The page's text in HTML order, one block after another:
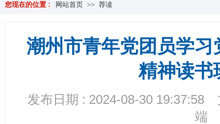
您现在的位置 : 网站首页 >> 荐读
潮州市青年党团员学
精神读书
发布日期 : 2024-08-30 19:37:58
端